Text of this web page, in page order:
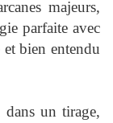
majeurs,
parfaite avec
bien entendu
un tirage,